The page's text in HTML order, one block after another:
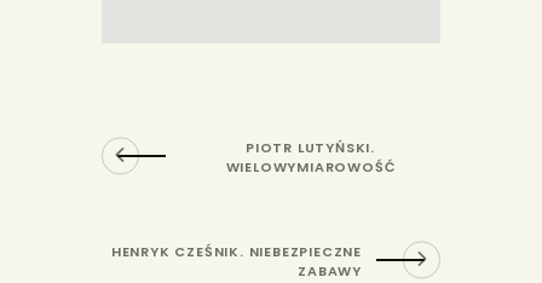
PIOTR LUTYŃSKI.
WIELOWYMIAROWOŚĆ
HENRYK CZEŚNIK. NIEBEZPIECZNE
ZABAWY